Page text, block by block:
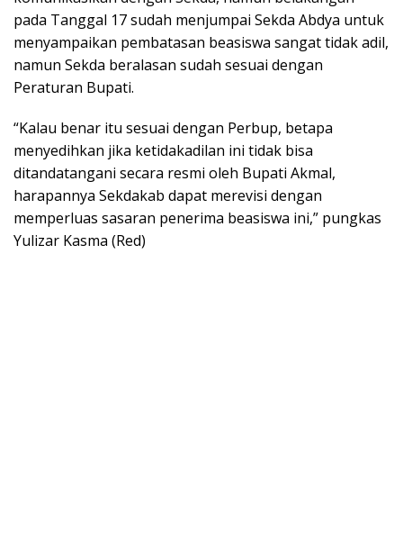
pada Tanggal 17 sudah menjumpai Sekda Abdya untuk
menyampaikan pembatasan beasiswa sangat tidak adil,
namun Sekda beralasan sudah sesuai dengan
Peraturan Bupati.
“Kalau benar itu sesuai dengan Perbup, betapa
menyedihkan jika ketidakadilan ini tidak bisa
ditandatangani secara resmi oleh Bupati Akmal,
harapannya Sekdakab dapat merevisi dengan
memperluas sasaran penerima beasiswa ini,” pungkas
Yulizar Kasma (Red)